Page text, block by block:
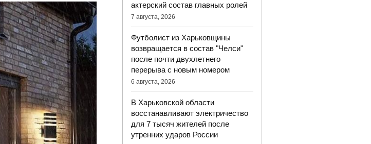
актерский состав главных ролей
7 августа, 2026
Футболист из Харьковщины
возвращается в состав "Челси"
после почти двухлетнего
перерыва с новым номером
6 августа, 2026
В Харьковской области
восстанавливают электричество
для 7 тысяч жителей после
утренних ударов России